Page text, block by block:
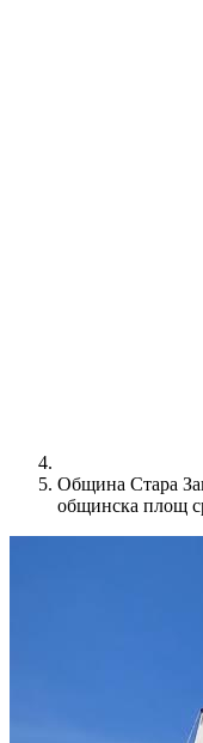
Община Стара
общинска площ